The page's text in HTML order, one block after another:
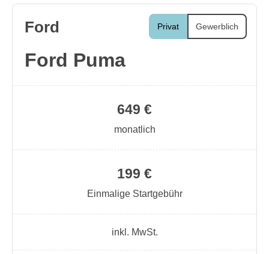
Privat Gewerblich
Ford
Ford Puma
199 €
Einmalige Startgebühr
649 €
monatlich
inkl. MwSt.